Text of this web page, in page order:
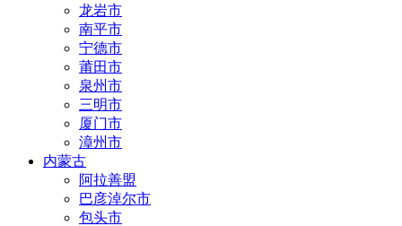
龙岩市
南平市
宁德市
莆田市
泉州市
三明市
厦门市
漳州市
内蒙古
阿拉善盟
巴彦淖尔市
包头市